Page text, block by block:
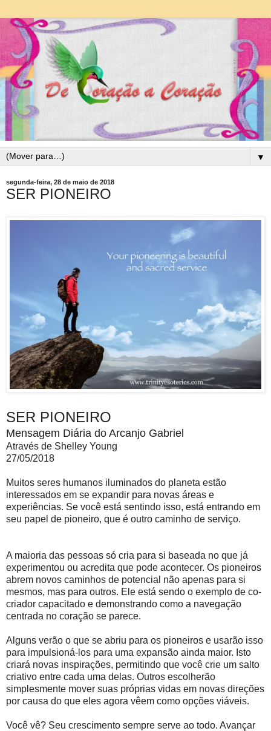
▼
segunda-feira, 28 de maio de 2018
SER PIONEIRO
SER PIONEIRO
Mensagem Diária do Arcanjo Gabriel
Através de Shelley Young
27/05/2018
Muitos seres humanos iluminados do planeta estão
interessados ​​em se expandir para novas áreas e
experiências. Se você está sentindo isso, está entrando em
seu papel de pioneiro, que é outro caminho de serviço.
A maioria das pessoas só cria para si baseada no que já
experimentou ou acredita que pode acontecer. Os pioneiros
abrem novos caminhos de potencial não apenas para si
mesmos, mas para outros. Ele está sendo o exemplo de co-
criador capacitado e demonstrando como a navegação
centrada no coração se parece.
Alguns verão o que se abriu para os pioneiros e usarão isso
para impulsioná-los para uma expansão ainda maior. Isto
criará novas inspirações, permitindo que você crie um salto
criativo entre cada uma delas. Outros escolherão
simplesmente mover suas próprias vidas em novas direções
por causa do que eles agora vêem como opções viáveis.
Você vê? Seu crescimento sempre serve ao todo. Avançar